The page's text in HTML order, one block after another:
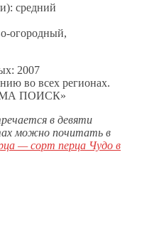
средний
огородный,
2007
во всех регионах.
ПОИСК»
в девяти
можно почитать в
— сорт перца Чудо в